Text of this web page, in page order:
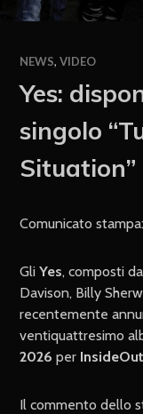
NEWS,VIDEO
Yes:
singolo
Situation”
Comunicato stampa:
GliYes, composti
Davison, Billy
recentemente
ventiquattresimo
2026per
Il commento dello